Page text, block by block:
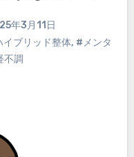
年3月11日
イブリッド整体, #メンタ
不調